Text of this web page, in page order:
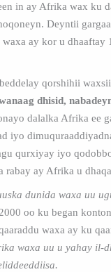
in ay Afrika wax ku
Deyntii
waxa ay kor u dhaaftay
qorshihii
dhisid,
dalalka Afrika ee
iyo
qurxiyay iyo
rabay ay Afrika u
dunida waxa uu
oo ku began
waxa ay ku
waxa uu u yahay il-